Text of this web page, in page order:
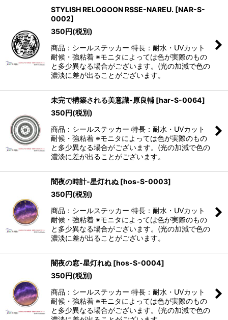
STYLISH RELOGOON RSSE-NAREU. [NAR-S-
0002]
350円(税別)
商品：シールステッカー 特長：耐水・UVカット
耐候・強粘着 ※モニタによっては色が実際のもの
と多少異なる場合がございます。(光の加減で色の
濃淡に差が出ることがございます。
未完で構築される美意識-原良輔 [har-S-0064]
350円(税別)
商品：シールステッカー 特長：耐水・UVカット
耐候・強粘着 ※モニタによっては色が実際のもの
と多少異なる場合がございます。(光の加減で色の
濃淡に差が出ることがございます。
闇夜の時計-星灯れぬ [hos-S-0003]
350円(税別)
商品：シールステッカー 特長：耐水・UVカット
耐候・強粘着 ※モニタによっては色が実際のもの
と多少異なる場合がございます。(光の加減で色の
濃淡に差が出ることがございます。
闇夜の窓-星灯れぬ [hos-S-0004]
350円(税別)
商品：シールステッカー 特長：耐水・UVカット
耐候・強粘着 ※モニタによっては色が実際のもの
と多少異なる場合がございます。(光の加減で色の